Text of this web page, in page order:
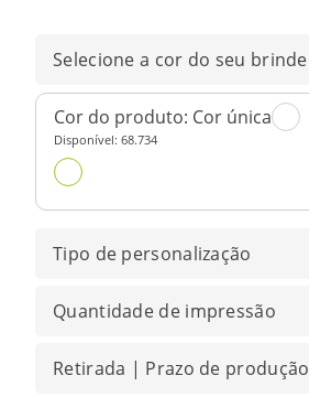
Selecione a cor do seu brinde
Cor do produto: Cor única
Disponível: 68.734
Tipo de personalização
Quantidade de impressão
Retirada | Prazo de produção